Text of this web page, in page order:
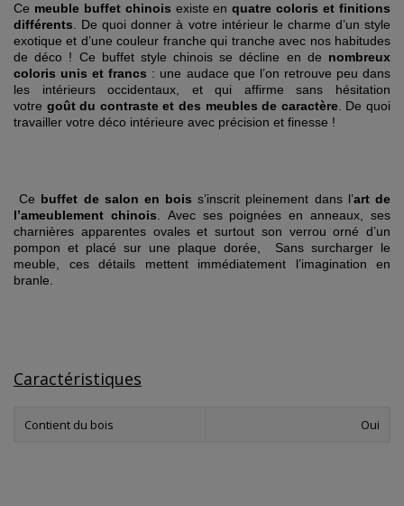
Ce meuble buffet chinois existe en quatre coloris et finitions
différents. De quoi donner à votre intérieur le charme d’un style
exotique et d’une couleur franche qui tranche avec nos habitudes
de déco ! Ce buffet style chinois se décline en de nombreux
coloris unis et francs : une audace que l’on retrouve peu dans
les intérieurs occidentaux, et qui affirme sans hésitation
votre goût du contraste et des meubles de caractère. De quoi
travailler votre déco intérieure avec précision et finesse !
Ce buffet de salon en bois s’inscrit pleinement dans l’art de
l’ameublement chinois. Avec ses poignées en anneaux, ses
charnières apparentes ovales et surtout son verrou orné d’un
pompon et placé sur une plaque dorée,
Sans surcharger le
meuble, ces détails mettent immédiatement l’imagination en
branle.
Caractéristiques
Contient du bois Oui